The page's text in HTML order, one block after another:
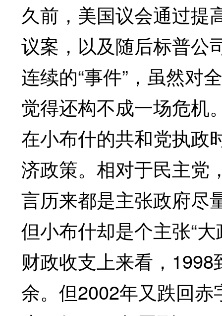
久前，美国议会通过提
议案，以及随后标普公
连续的“事件”，虽然对
觉得还构不成一场危机
在小布什的共和党执政
济政策。相对于民主党
言历来都是主张政府尽
但小布什却是个主张“
财政收支上来看，
余。但2002年又跌回